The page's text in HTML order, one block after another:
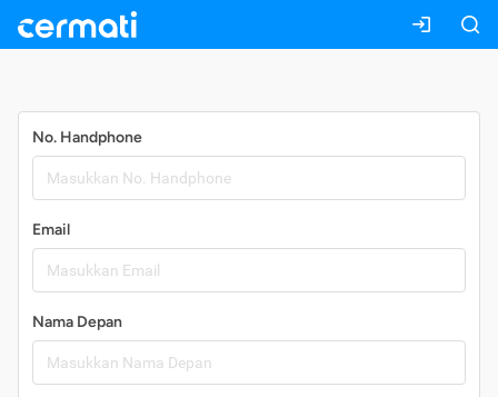
No. Handphone
Email
Nama Depan